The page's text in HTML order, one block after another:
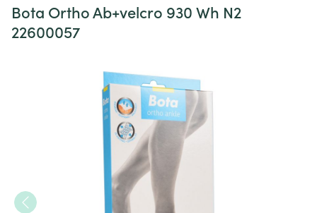
Bota Ortho Ab+velcro 930 Wh N2
22600057